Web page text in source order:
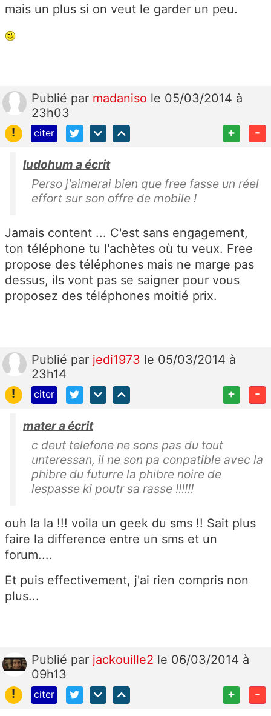
mais un plus si on veut le garder un peu.
Publié par madaniso le 05/03/2014 à
23h03
!
citer + -
ludohum a écrit
Perso j'aimerai bien que free fasse un réel
effort sur son offre de mobile !
Jamais content ... C'est sans engagement,
ton téléphone tu l'achètes où tu veux. Free
propose des téléphones mais ne marge pas
dessus, ils vont pas se saigner pour vous
proposez des téléphones moitié prix.
Publié par jedi1973 le 05/03/2014 à
23h14
!
citer + -
mater a écrit
c deut telefone ne sons pas du tout
unteressan, il ne son pa conpatible avec la
phibre du futurre la phibre noire de
lespasse ki poutr sa rasse !!!!!!
ouh la la !!! voila un geek du sms !! Sait plus
faire la difference entre un sms et un
forum....
Et puis effectivement, j'ai rien compris non
plus...
Publié par jackouille2 le 06/03/2014 à
09h13
!
citer + -